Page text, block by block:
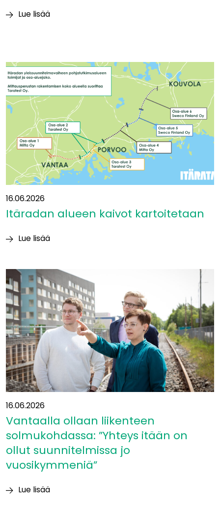
Lue lisää
teräs
ja
betoni
aiheuttavat
suurimmat
luontovaikutukset
16.06.2026
Itäradan alueen kaivot kartoitetaan
Lue lisää
kartoitetaan
16.06.2026
Vantaalla ollaan liikenteen
solmukohdassa: ”Yhteys itään on
ollut suunnitelmissa jo
vuosikymmeniä”
Lue lisää